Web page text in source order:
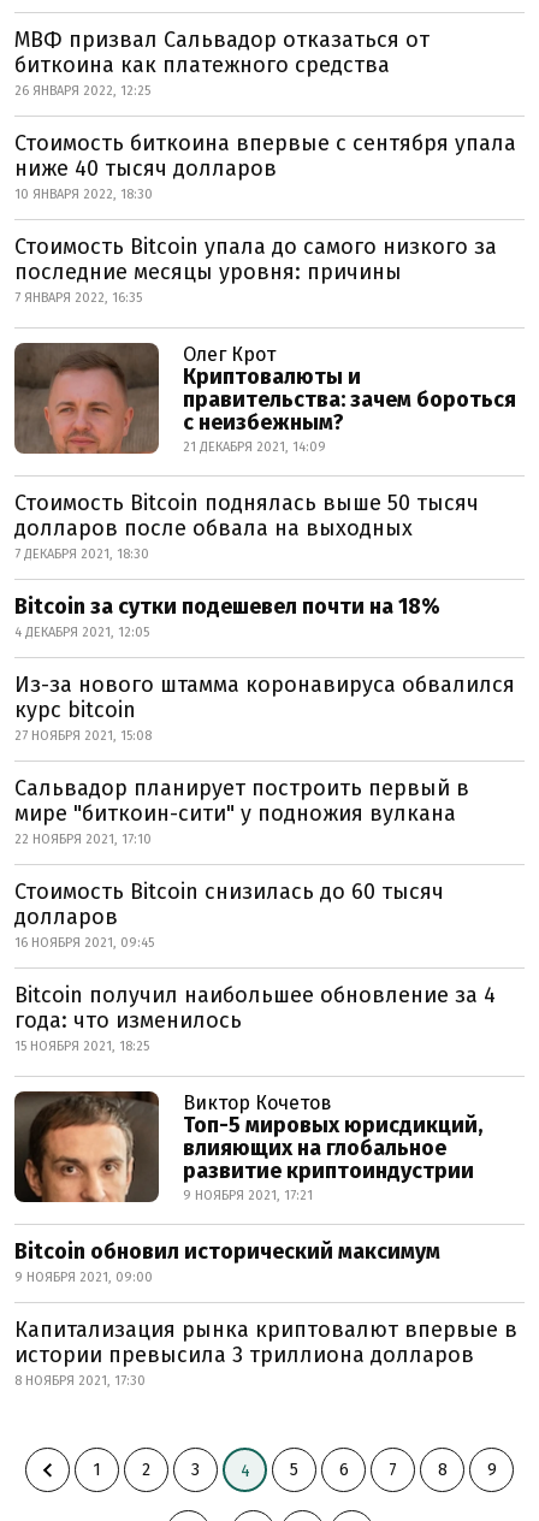
МВФ призвал Сальвадор отказаться от
биткоина как платежного средства
26 ЯНВАРЯ 2022, 12:25
Стоимость биткоина впервые с сентября упала
ниже 40 тысяч долларов
10 ЯНВАРЯ 2022, 18:30
Стоимость Bitcoin упала до самого низкого за
последние месяцы уровня: причины
7 ЯНВАРЯ 2022, 16:35
Олег Крот
Криптовалюты и
правительства: зачем бороться
с неизбежным?
21 ДЕКАБРЯ 2021, 14:09
Стоимость Bitcoin поднялась выше 50 тысяч
долларов после обвала на выходных
7 ДЕКАБРЯ 2021, 18:30
Bitcoin за сутки подешевел почти на 18%
4 ДЕКАБРЯ 2021, 12:05
Из-за нового штамма коронавируса обвалился
курс bitcoin
27 НОЯБРЯ 2021, 15:08
Сальвадор планирует построить первый в
мире "биткоин-сити" у подножия вулкана
22 НОЯБРЯ 2021, 17:10
Стоимость Bitcoin снизилась до 60 тысяч
долларов
16 НОЯБРЯ 2021, 09:45
Bitcoin получил наибольшее обновление за 4
года: что изменилось
15 НОЯБРЯ 2021, 18:25
Виктор Кочетов
Топ-5 мировых юрисдикций,
влияющих на глобальное
развитие криптоиндустрии
9 НОЯБРЯ 2021, 17:21
Bitcoin обновил исторический максимум
9 НОЯБРЯ 2021, 09:00
Капитализация рынка криптовалют впервые в
истории превысила 3 триллиона долларов
8 НОЯБРЯ 2021, 17:30
1 2 3 4 5 6 7 8 9